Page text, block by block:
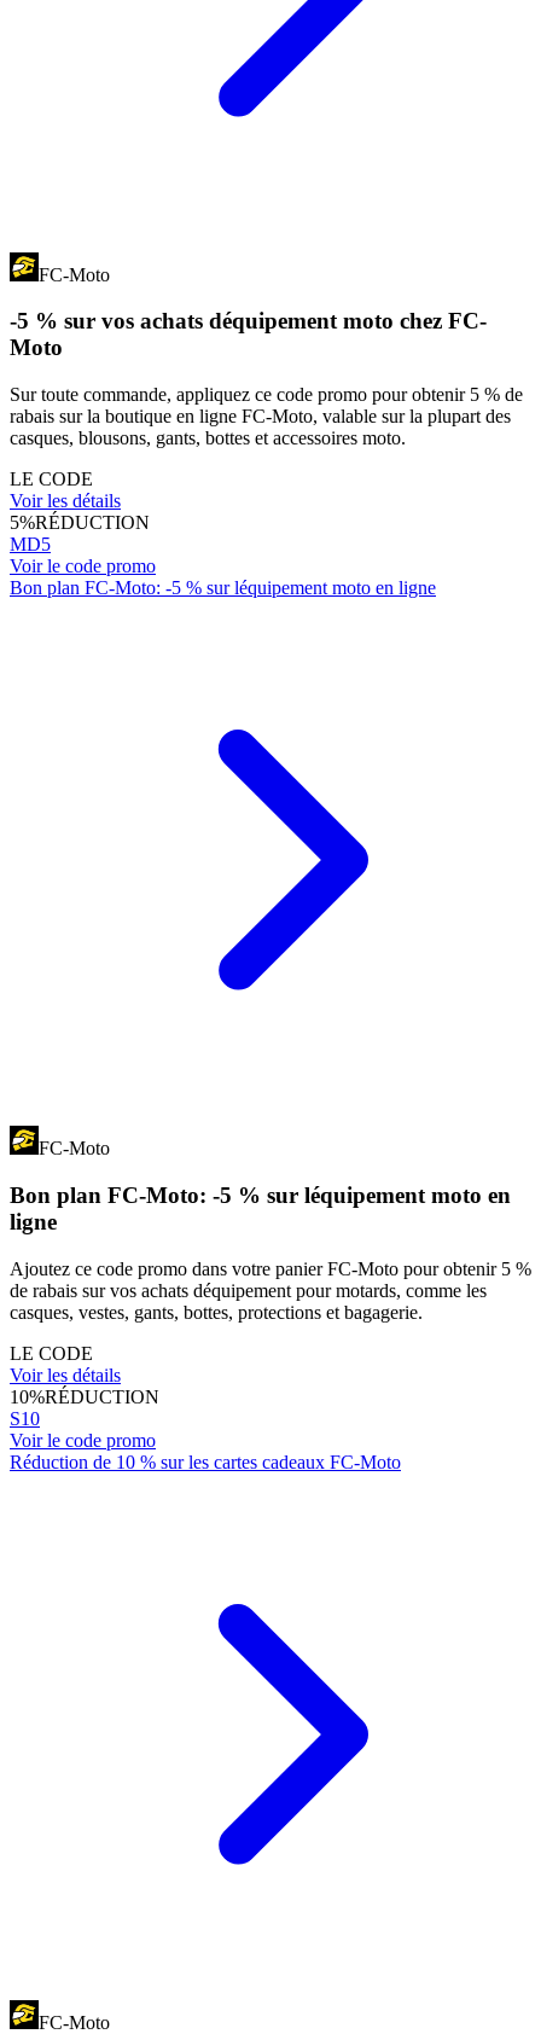
FC-Moto
-5 % sur vos achats déquipement moto chez FC-
Moto
Sur toute commande, appliquez ce code promo pour obtenir 5 % de
rabais sur la boutique en ligne FC-Moto, valable sur la plupart des
casques, blousons, gants, bottes et accessoires moto.
LE CODE
Voir les détails
5%RÉDUCTION
MD5
Voir le code promo
Bon plan FC-Moto: -5 % sur léquipement moto en ligne
FC-Moto
Bon plan FC-Moto: -5 % sur léquipement moto en
ligne
Ajoutez ce code promo dans votre panier FC-Moto pour obtenir 5 %
de rabais sur vos achats déquipement pour motards, comme les
casques, vestes, gants, bottes, protections et bagagerie.
LE CODE
Voir les détails
10%RÉDUCTION
S10
Voir le code promo
Réduction de 10 % sur les cartes cadeaux FC-Moto
FC-Moto